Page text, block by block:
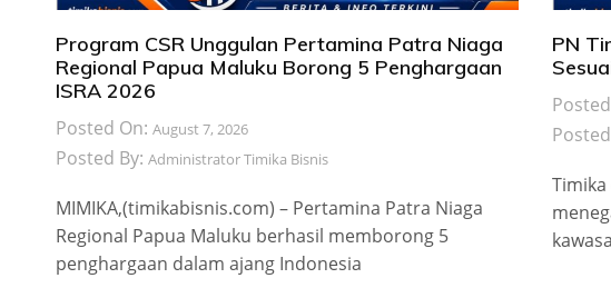
Program CSR Unggulan Pertamina Patra Niaga
Regional Papua Maluku Borong 5 Penghargaan
ISRA 2026
Posted On: August 7, 2026
Posted By: Administrator Timika Bisnis
MIMIKA,(timikabisnis.com) – Pertamina Patra Niaga
Regional Papua Maluku berhasil memborong 5
penghargaan dalam ajang Indonesia
PN